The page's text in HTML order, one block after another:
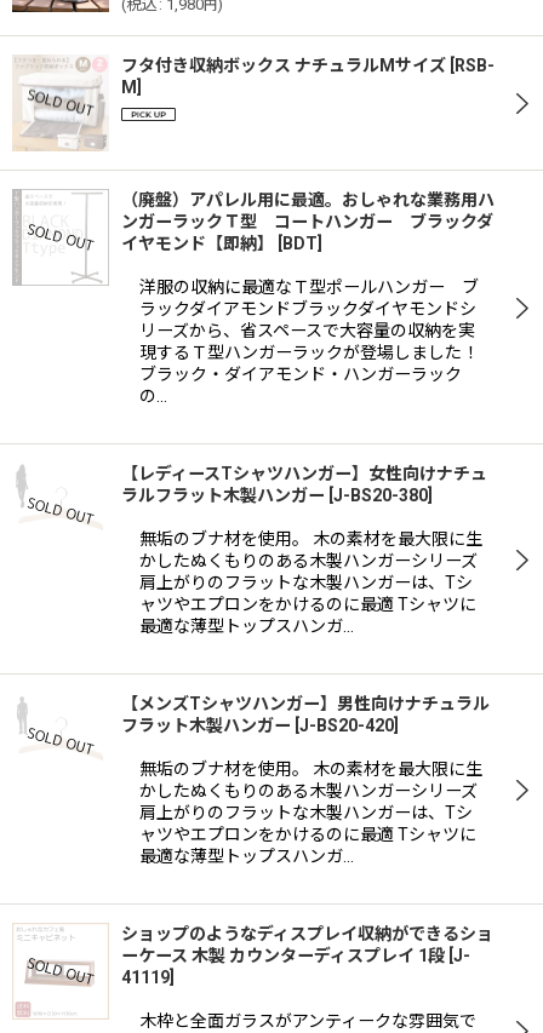
(税込 : 1,980円)
フタ付き収納ボックス ナチュラルMサイズ
RSB-
M
（廃盤）アパレル用に最適。おしゃれな業務用ハ
ンガーラックＴ型 コートハンガー ブラックダ
イヤモンド【即納】
BDT
洋服の収納に最適なＴ型ポールハンガー ブ
ラックダイアモンドブラックダイヤモンドシ
リーズから、省スペースで大容量の収納を実
現するＴ型ハンガーラックが登場しました！
ブラック・ダイアモンド・ハンガーラック
の…
【レディースTシャツハンガー】女性向けナチュ
ラルフラット木製ハンガー J-BS20-380
無垢のブナ材を使用。 木の素材を最大限に生
かしたぬくもりのある木製ハンガーシリーズ
肩上がりのフラットな木製ハンガーは、Tシ
ャツやエプロンをかけるのに最適 Tシャツに
最適な薄型トップスハンガ…
【メンズTシャツハンガー】男性向けナチュラル
フラット木製ハンガー J-BS20-420
無垢のブナ材を使用。 木の素材を最大限に生
かしたぬくもりのある木製ハンガーシリーズ
肩上がりのフラットな木製ハンガーは、Tシ
ャツやエプロンをかけるのに最適 Tシャツに
最適な薄型トップスハンガ…
ショップのようなディスプレイ収納ができるショ
ーケース 木製 カウンターディスプレイ 1段 J-
41119
木枠と全面ガラスがアンティークな雰囲気で